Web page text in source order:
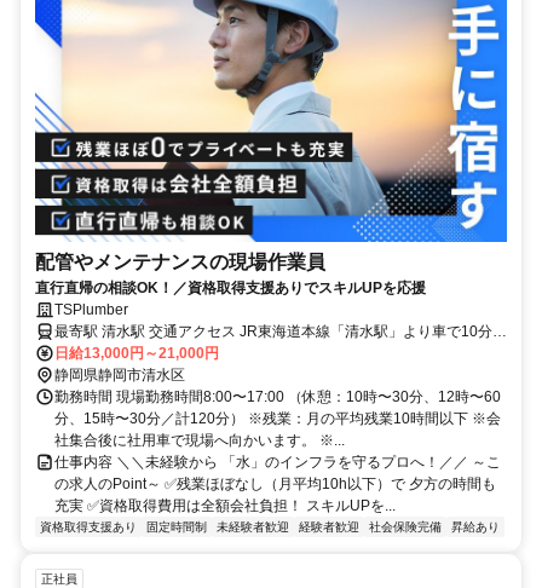
配管やメンテナンスの現場作業員
直行直帰の相談OK！／資格取得支援ありでスキルUPを応援
TSPlumber
最寄駅 清水駅 交通アクセス JR東海道本線「清水駅」より車で10分
※車通勤OK
日給13,000円～21,000円
静岡県静岡市清水区
勤務時間 現場勤務時間8:00〜17:00 （休憩：10時〜30分、12時〜60
分、15時〜30分／計120分） ※残業：月の平均残業10時間以下 ※会
社集合後に社用車で現場へ向かいます。 ※...
仕事内容 ＼＼未経験から 「水」のインフラを守るプロへ！／／ ～こ
の求人のPoint～ ✅残業ほぼなし（月平均10h以下）で 夕方の時間も
充実 ✅資格取得費用は全額会社負担！ スキルUPを...
資格取得支援あり 固定時間制 未経験者歓迎 経験者歓迎 社会保険完備 昇給あり
正社員